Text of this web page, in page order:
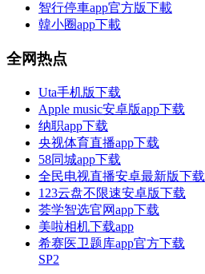
智行停車app官方版下載
韓小圈app下載
全网热点
Uta手机版下载
Apple music安卓版app下载
纳职app下载
央视体育直播app下载
58同城app下载
全民电视直播安卓最新版下载
123云盘不限速安卓版下载
荟学智选官网app下载
美啦相机下载app
希赛医卫题库app官方下载
SP2